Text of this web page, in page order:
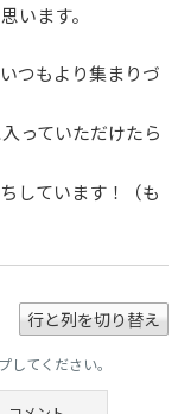
います。
つもより集まりづ
っていただけたら
しています！（も
行と列を切り替え
してください。